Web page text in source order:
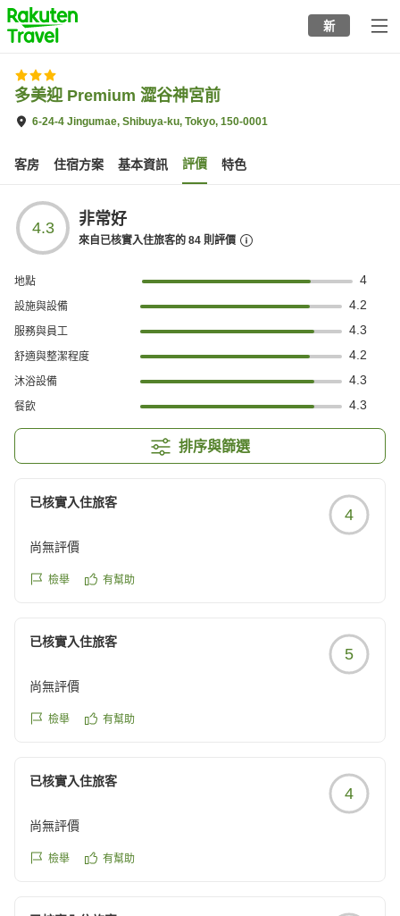
to
top
page
新
多美迎 Premium 澀谷神宮前
6-24-4 Jingumae, Shibuya-ku, Tokyo, 150-0001
客房 住宿方案 基本資訊 評價 特色
4.3 非常好
來自已核實入住旅客的 84 則評價
地點 4
設施與設備 4.2
服務與員工 4.3
舒適與整潔程度 4.2
沐浴設備 4.3
餐飲 4.3
排序與篩選
已核實入住旅客
4
尚無評價
檢舉 有幫助
已核實入住旅客
5
尚無評價
檢舉 有幫助
已核實入住旅客
4
尚無評價
檢舉 有幫助